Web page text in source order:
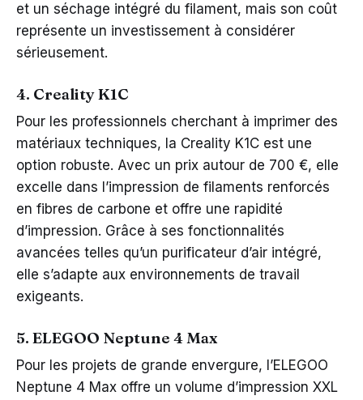
et un séchage intégré du filament, mais son coût
représente un investissement à considérer
sérieusement.
4. Creality K1C
Pour les professionnels cherchant à imprimer des
matériaux techniques, la Creality K1C est une
option robuste. Avec un prix autour de 700 €, elle
excelle dans l’impression de filaments renforcés
en fibres de carbone et offre une rapidité
d’impression. Grâce à ses fonctionnalités
avancées telles qu’un purificateur d’air intégré,
elle s’adapte aux environnements de travail
exigeants.
5. ELEGOO Neptune 4 Max
Pour les projets de grande envergure, l’ELEGOO
Neptune 4 Max offre un volume d’impression XXL